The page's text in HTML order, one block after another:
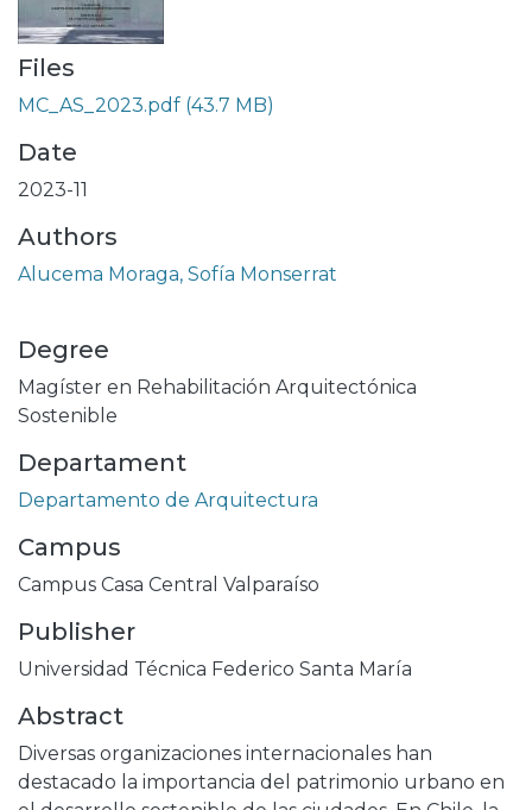
Files
MC_AS_2023.pdf (43.7 MB)
Date
2023-11
Authors
Alucema Moraga, Sofía Monserrat
Degree
Magíster en Rehabilitación Arquitectónica
Sostenible
Departament
Departamento de Arquitectura
Campus
Campus Casa Central Valparaíso
Publisher
Universidad Técnica Federico Santa María
Abstract
Diversas organizaciones internacionales han
destacado la importancia del patrimonio urbano en